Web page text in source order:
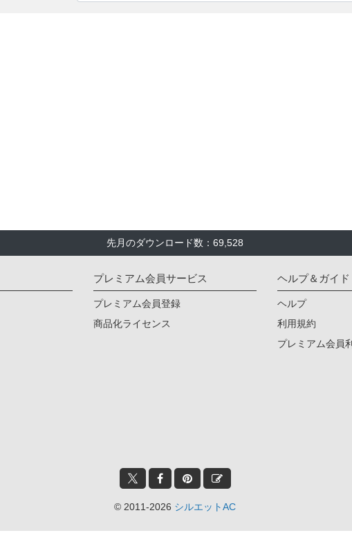
先月のダウンロード数：69,528
プレミアム会員サービス
プレミアム会員登録
商品化ライセンス
ヘルプ＆ガイド
ヘルプ
利用規約
プレミアム会員
© 2011-2026 シルエットAC